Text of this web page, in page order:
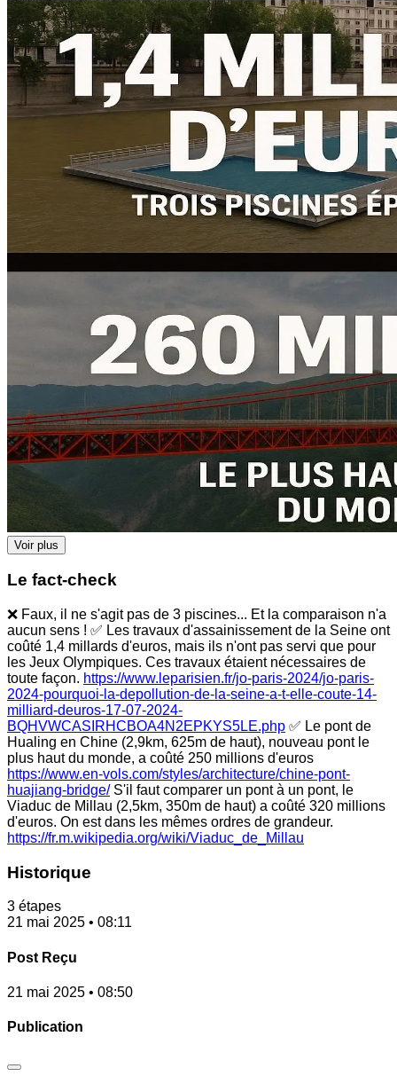
Voir plus
Le fact-check
❌ Faux, il ne s'agit pas de 3 piscines... Et la comparaison n'a
aucun sens ! ✅ Les travaux d'assainissement de la Seine ont
coûté 1,4 millards d'euros, mais ils n'ont pas servi que pour
les Jeux Olympiques. Ces travaux étaient nécessaires de
toute façon. https://www.leparisien.fr/jo-paris-2024/jo-paris-
2024-pourquoi-la-depollution-de-la-seine-a-t-elle-coute-14-
milliard-deuros-17-07-2024-
BQHVWCASIRHCBOA4N2EPKYS5LE.php ✅ Le pont de
Hualing en Chine (2,9km, 625m de haut), nouveau pont le
plus haut du monde, a coûté 250 millions d'euros
https://www.en-vols.com/styles/architecture/chine-pont-
huajiang-bridge/S'il faut comparer un pont à un pont, le
Viaduc de Millau (2,5km, 350m de haut) a coûté 320 millions
d'euros. On est dans les mêmes ordres de grandeur.
https://fr.m.wikipedia.org/wiki/Viaduc_de_Millau
Historique
3 étapes
21 mai 2025 • 08:11
Post Reçu
21 mai 2025 • 08:50
Publication